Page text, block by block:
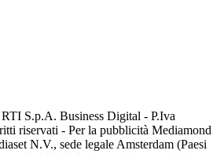
RTI S.p.A. Business Digital - P.Iva
riservati - Per la pubblicità Mediamond
N.V., sede legale Amsterdam (Paesi